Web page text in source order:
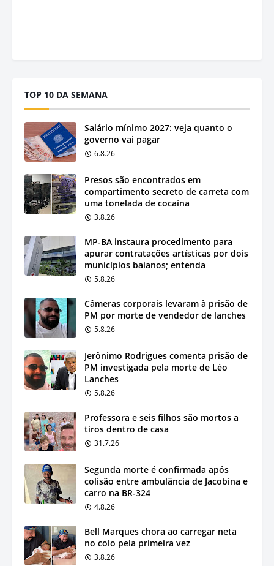
TOP 10 DA SEMANA
Salário mínimo 2027: veja quanto o
governo vai pagar
6.8.26
Presos são encontrados em
compartimento secreto de carreta com
uma tonelada de cocaína
3.8.26
MP-BA instaura procedimento para
apurar contratações artísticas por dois
municípios baianos; entenda
5.8.26
Câmeras corporais levaram à prisão de
PM por morte de vendedor de lanches
5.8.26
Jerônimo Rodrigues comenta prisão de
PM investigada pela morte de Léo
Lanches
5.8.26
Professora e seis filhos são mortos a
tiros dentro de casa
31.7.26
Segunda morte é confirmada após
colisão entre ambulância de Jacobina e
carro na BR-324
4.8.26
Bell Marques chora ao carregar neta
no colo pela primeira vez
3.8.26